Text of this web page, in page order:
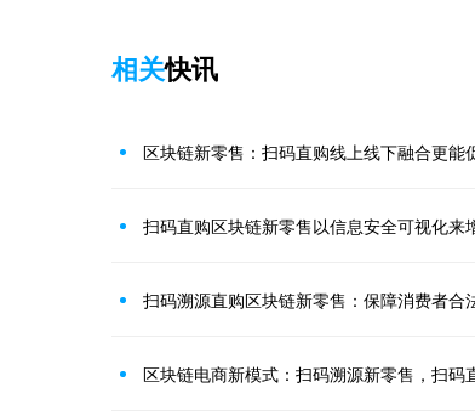
相关快讯
区块链新零售：扫码直购线上线下融合更能
扫码直购区块链新零售以信息安全可视化来
扫码溯源直购区块链新零售：保障消费者合
区块链电商新模式：扫码溯源新零售，扫码